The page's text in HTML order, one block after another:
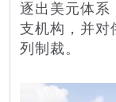
逐出美元体系
支机构，并对
列制裁。